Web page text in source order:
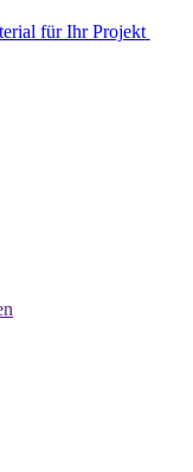
für Ihr Projekt